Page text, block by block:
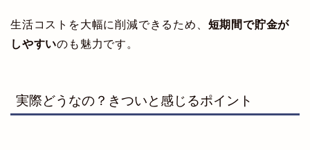
生活コストを大幅に削減できるため、 短期間で貯金が
しやすいのも魅力です。
実際どうなの？きついと感じるポイント